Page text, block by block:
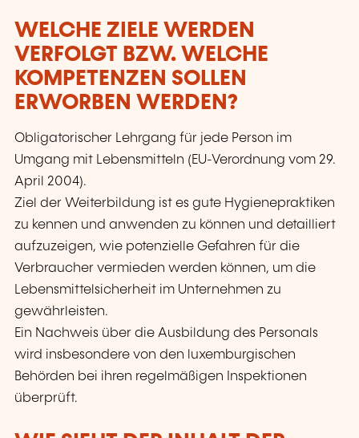
WELCHE ZIELE WERDEN
VERFOLGT BZW. WELCHE
KOMPETENZEN SOLLEN
ERWORBEN WERDEN?
Obligatorischer Lehrgang für jede Person im
Umgang mit Lebensmitteln (EU-Verordnung vom 29.
April 2004).
Ziel der Weiterbildung ist es gute Hygienepraktiken
zu kennen und anwenden zu können und detailliert
aufzuzeigen, wie potenzielle Gefahren für die
Verbraucher vermieden werden können, um die
Lebensmittelsicherheit im Unternehmen zu
gewährleisten.
Ein Nachweis über die Ausbildung des Personals
wird insbesondere von den luxemburgischen
Behörden bei ihren regelmäßigen Inspektionen
überprüft.